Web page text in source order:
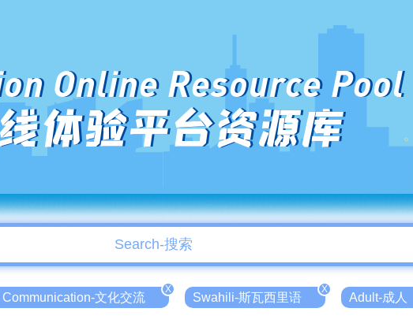
Online Resource Pool
体验平台资源库
文化交流
X
Swahili-斯瓦西里语
X
Adult-成人